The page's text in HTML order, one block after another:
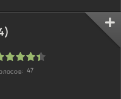
преследует дух
бежать, прихватив
47